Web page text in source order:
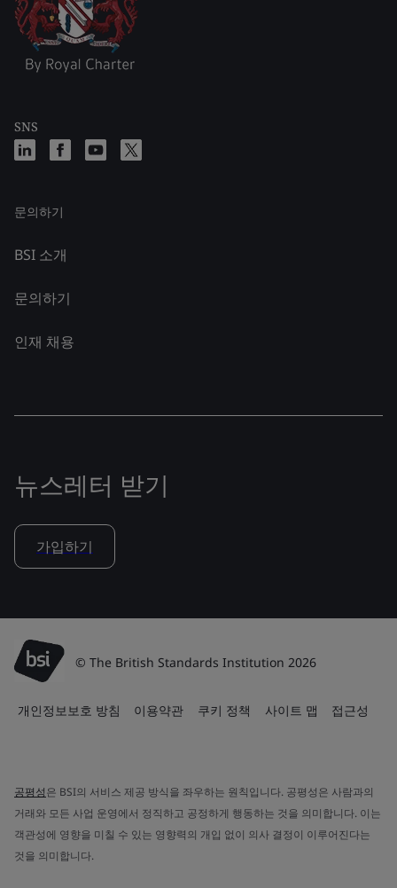
SNS
문의하기
BSI 소개
문의하기
인재 채용
뉴스레터 받기
가입하기
© The British Standards Institution 2026
개인정보보호 방침 이용약관 쿠키 정책 사이트 맵 접근성
공평성은 BSI의 서비스 제공 방식을 좌우하는 원칙입니다. 공평성은 사람과의
거래와 모든 사업 운영에서 정직하고 공정하게 행동하는 것을 의미합니다. 이는
객관성에 영향을 미칠 수 있는 영향력의 개입 없이 의사 결정이 이루어진다는
것을 의미합니다.